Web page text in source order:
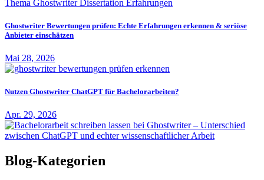
Ghostwriter Bewertungen prüfen: Echte Erfahrungen erkennen & seriöse
Anbieter einschätzen
Mai 28, 2026
Nutzen Ghostwriter ChatGPT für Bachelorarbeiten?
Apr. 29, 2026
Blog-Kategorien